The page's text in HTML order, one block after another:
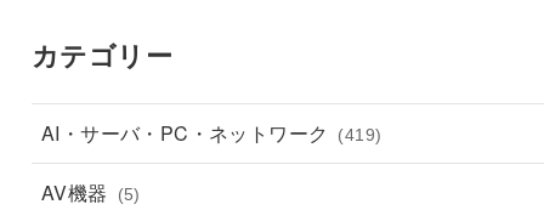
カテゴリー
AI・サーバ・PC・ネットワーク (419)
AV機器 (5)